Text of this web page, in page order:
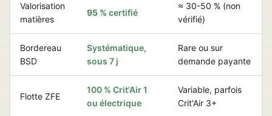
Valorisation
matières
95 % certifié
≈ 30-50 % (non
vérifié)
Bordereau
BSD
Systématique,
sous 7 j
Rare ou sur
demande payante
Flotte ZFE
100 % Crit'Air 1
ou électrique
Variable, parfois
Crit'Air 3+